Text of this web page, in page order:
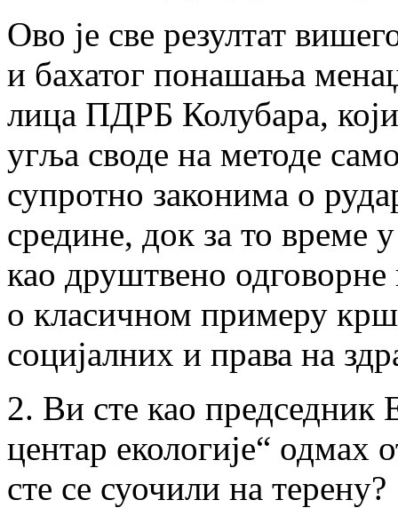
Ово је све резултат
и бахатог понашања
лица ПДРБ Колубара, који
угља своде на методе
супротно законима о
средине, док за то време
као друштвено
о класичном примеру
социјалних и права на
2. Ви сте као председник
центар екологије“
сте се суочили на терену?